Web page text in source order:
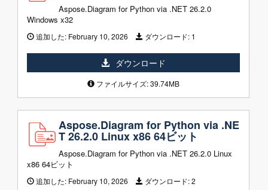
Aspose.Diagram for Python via .NET 26.2.0
Windows x32
追加した: February 10, 2026 ダウンロード: 1
ダウンロード
ファイルサイズ: 39.74MB
Aspose.Diagram for Python via .NE
T 26.2.0 Linux x86 64ビット
Aspose.Diagram for Python via .NET 26.2.0 Linux
x86 64ビット
追加した: February 10, 2026 ダウンロード:2